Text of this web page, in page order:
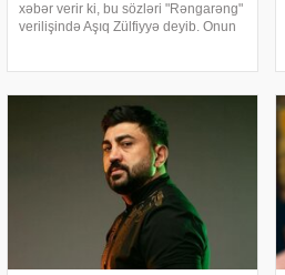
xəbər verir ki, bu sözləri "Rəngarəng"
verilişində Aşıq Zülfiyyə deyib. Onun